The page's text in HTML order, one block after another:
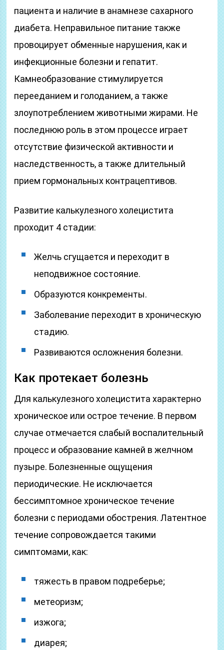
пациента и наличие в анамнезе сахарного
диабета. Неправильное питание также
провоцирует обменные нарушения, как и
инфекционные болезни и гепатит.
Камнеобразование стимулируется
перееданием и голоданием, а также
злоупотреблением животными жирами. Не
последнюю роль в этом процессе играет
отсутствие физической активности и
наследственность, а также длительный
прием гормональных контрацептивов.
Развитие калькулезного холецистита
проходит 4 стадии:
Желчь сгущается и переходит в
неподвижное состояние.
Образуются конкременты.
Заболевание переходит в хроническую
стадию.
Развиваются осложнения болезни.
Как протекает болезнь
Для калькулезного холецистита характерно
хроническое или острое течение. В первом
случае отмечается слабый воспалительный
процесс и образование камней в желчном
пузыре. Болезненные ощущения
периодические. Не исключается
бессимптомное хроническое течение
болезни с периодами обострения. Латентное
течение сопровождается такими
симптомами, как:
тяжесть в правом подреберье;
метеоризм;
изжога;
диарея;